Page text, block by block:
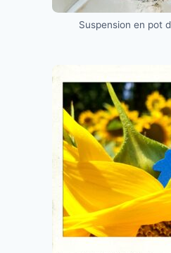
Suspension en pot